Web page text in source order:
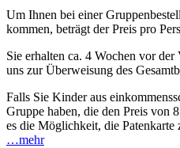
Um Ihnen bei einer
kommen, beträgt der Preis pro
Sie erhalten ca. 4 Wochen vor
uns zur Überweisung des
Falls Sie Kinder aus
Gruppe haben, die den Preis von
es die Möglichkeit, die Patenkarte
…mehr